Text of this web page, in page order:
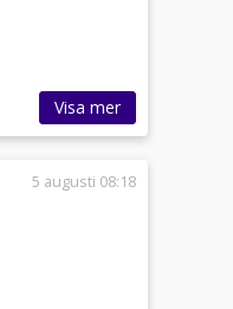
Visa mer
5 augusti 08:18